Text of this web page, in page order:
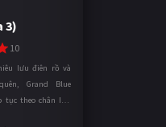
3)
10
lưu điên rồ và
Grand Blue
tục theo chân Iori